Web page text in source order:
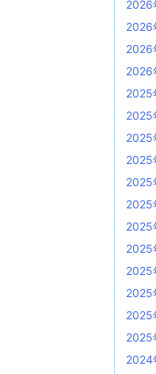
2026
2026
2026
2026
2025
2025
2025
2025
2025
2025
2025
2025
2025
2025
2025
2025
2024